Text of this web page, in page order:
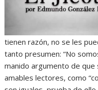
tienen razón, no se les
tanto presumen: “No
manido argumento de
amables lectores, como